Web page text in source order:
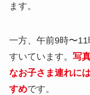
ます。
一方、午前9時〜
すいています。 写
なお子さま連れに
すめです。